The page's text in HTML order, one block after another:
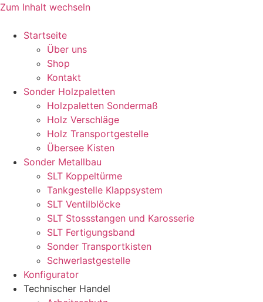
Zum Inhalt wechseln
Startseite
Über uns
Shop
Kontakt
Sonder Holzpaletten
Holzpaletten Sondermaß
Holz Verschläge
Holz Transportgestelle
Übersee Kisten
Sonder Metallbau
SLT Koppeltürme
Tankgestelle Klappsystem
SLT Ventilblöcke
SLT Stossstangen und Karosserie
SLT Fertigungsband
Sonder Transportkisten
Schwerlastgestelle
Konfigurator
Technischer Handel